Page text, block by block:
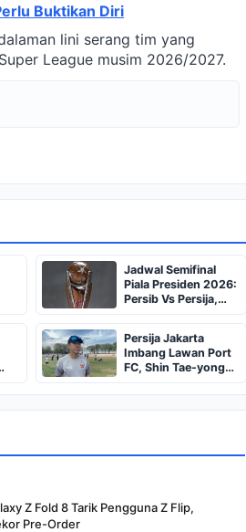
Buktikan Diri
lini serang tim yang
League musim 2026/2027.
Jadwal Semifinal
Piala Presiden 2026:
Persib Vs Persija,
Persebaya Vs Arema
Persija Jakarta
Imbang Lawan Port
FC, Shin Tae-yong
Puji Mental Pemain
Z Fold 8 Tarik Pengguna Z Flip,
Pre-Order